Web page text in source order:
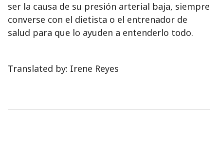
ser la causa de su presión arterial baja, siempre
converse con el dietista o el entrenador de
salud para que lo ayuden a entenderlo todo.
Translated by: Irene Reyes